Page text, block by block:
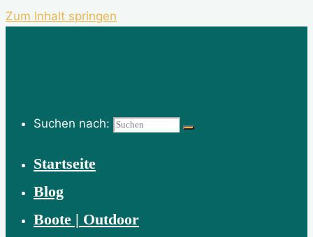
Zum Inhalt springen
Suchen nach:
Startseite
Blog
Boote | Outdoor